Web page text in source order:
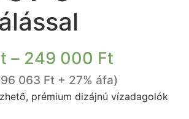
– 249 000 Ft
063 Ft + 27% áfa)
prémium dizájnú vízadagolók